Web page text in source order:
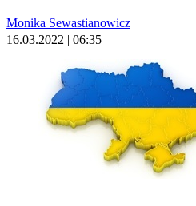
Monika Sewastianowicz
16.03.2022 | 06:35